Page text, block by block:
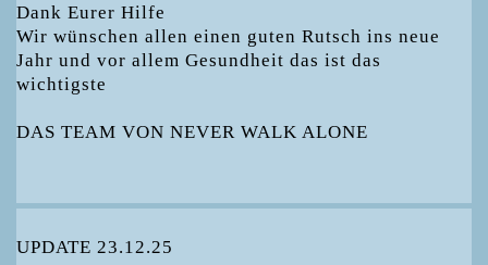
Dank Eurer Hilfe
Wir wünschen allen einen guten Rutsch ins neue
Jahr und vor allem Gesundheit das ist das
wichtigste
DAS TEAM VON NEVER WALK ALONE
UPDATE 23.12.25